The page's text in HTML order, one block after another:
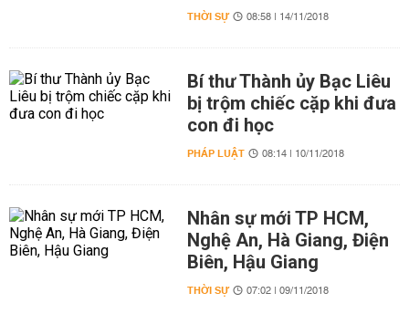
THỜI SỰ 08:58 | 14/11/2018
Bí thư Thành ủy Bạc Liêu
bị trộm chiếc cặp khi đưa
con đi học
PHÁP LUẬT 08:14 | 10/11/2018
Nhân sự mới TP HCM,
Nghệ An, Hà Giang, Điện
Biên, Hậu Giang
THỜI SỰ 07:02 | 09/11/2018